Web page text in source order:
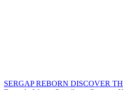
SERGAP REBORN DISCOVER